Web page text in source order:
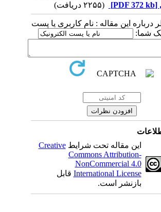
این مقاله : نام کاربری یا پست
شما:
این مقاله تحت شرایطCreative
Commons Attribution-
NonCommercial 4.0
International Licenseقابل
بازنشر است.